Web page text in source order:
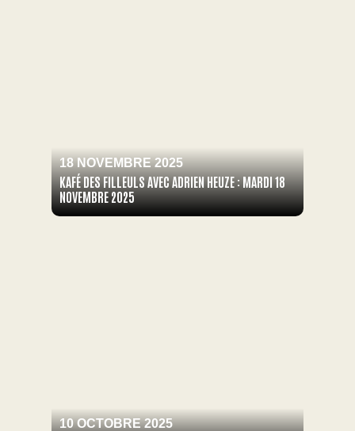
18 NOVEMBRE 2025
KAFÉ DES FILLEULS AVEC ADRIEN HEUZE : MARDI 18
NOVEMBRE 2025
10 OCTOBRE 2025